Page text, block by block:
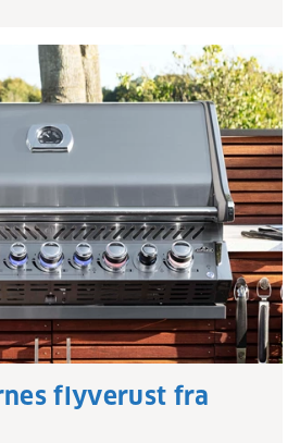
flyverust fra